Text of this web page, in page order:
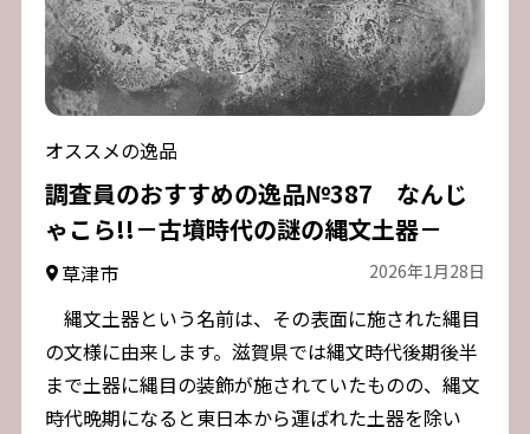
オススメの逸品
調査員のおすすめの逸品№387 なんじ
ゃこら!!－古墳時代の謎の縄文土器－
草津市 2026年1月28日
縄文土器という名前は、その表面に施された縄目
の文様に由来します。滋賀県では縄文時代後期後半
まで土器に縄目の装飾が施されていたものの、縄文
時代晩期になると東日本から運ばれた土器を除い